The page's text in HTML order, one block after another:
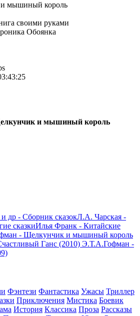
мышиный король
своими руками
Обоянка
и мышиный король
др - Сборник сказокЛ.А. Чарская -
сказкиИлья Франк - Китайские
- Щелкунчик и мышиный король
Ганс (2010) Э.Т.А.Гофман -
Фэнтези Фантастика Ужасы Триллер
Приключения Мистика Боевик
История Классика Проза Рассказы